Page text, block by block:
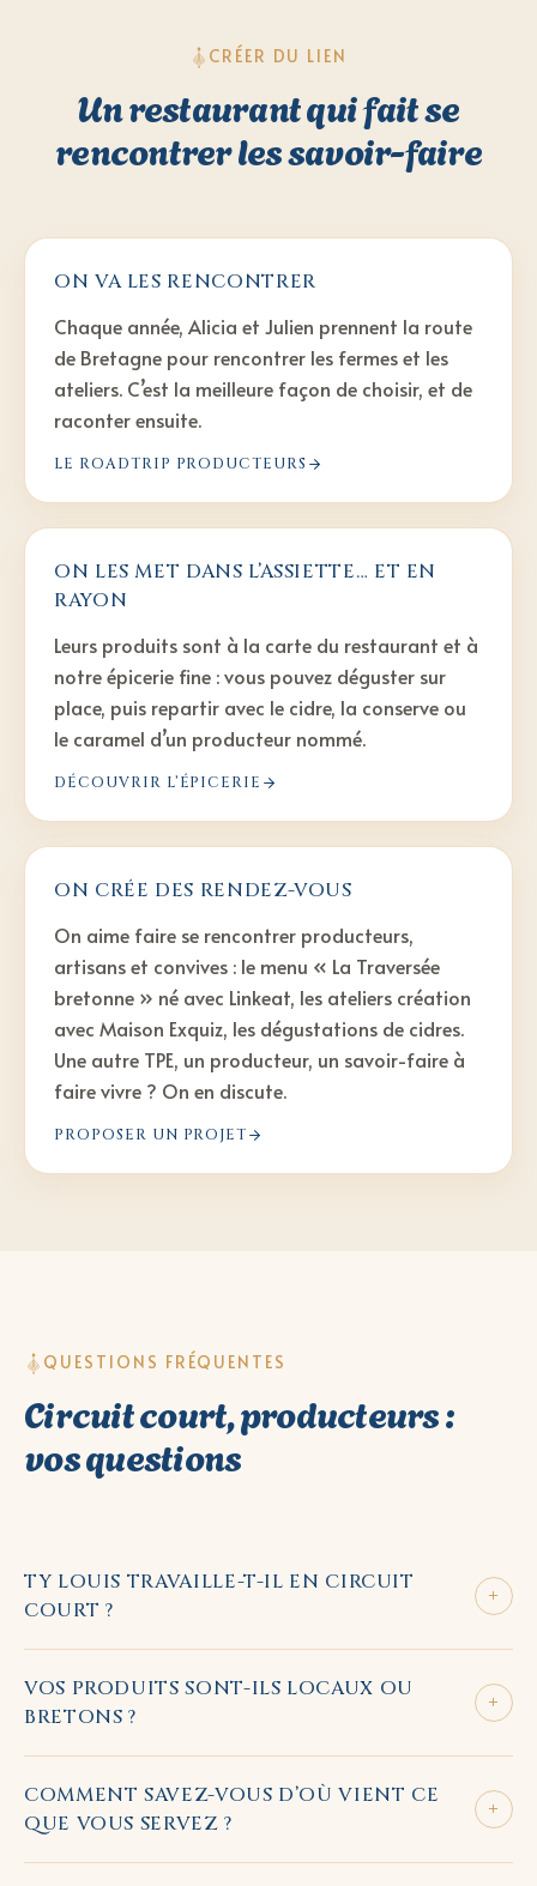
CRÉER DU LIEN
Un restaurant qui fait se
rencontrer les savoir-faire
ON VA LES RENCONTRER
Chaque année, Alicia et Julien prennent la route
de Bretagne pour rencontrer les fermes et les
ateliers. C’est la meilleure façon de choisir, et de
raconter ensuite.
LE ROADTRIP PRODUCTEURS
ON LES MET DANS L’ASSIETTE… ET EN
RAYON
Leurs produits sont à la carte du restaurant et à
notre épicerie fine : vous pouvez déguster sur
place, puis repartir avec le cidre, la conserve ou
le caramel d’un producteur nommé.
DÉCOUVRIR L’ÉPICERIE
ON CRÉE DES RENDEZ-VOUS
On aime faire se rencontrer producteurs,
artisans et convives : le menu « La Traversée
bretonne » né avec Linkeat, les ateliers création
avec Maison Exquiz, les dégustations de cidres.
Une autre TPE, un producteur, un savoir-faire à
faire vivre ? On en discute.
PROPOSER UN PROJET
QUESTIONS FRÉQUENTES
Circuit court, producteurs :
vos questions
TY LOUIS TRAVAILLE-T-IL EN CIRCUIT
COURT ?
+
VOS PRODUITS SONT-ILS LOCAUX OU
BRETONS ?
+
COMMENT SAVEZ-VOUS D’OÙ VIENT CE
QUE VOUS SERVEZ ?
+